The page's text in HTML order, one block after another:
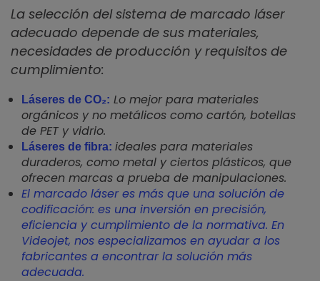
La selección del sistema de marcado láser
adecuado depende de sus materiales,
necesidades de producción y requisitos de
cumplimiento:
Láseres de CO₂: Lo mejor para materiales
orgánicos y no metálicos como cartón, botellas
de PET y vidrio.
Láseres de fibra: ideales para materiales
duraderos, como metal y ciertos plásticos, que
ofrecen marcas a prueba de manipulaciones.
El marcado láser es más que una solución de
codificación: es una inversión en precisión,
eficiencia y cumplimiento de la normativa. En
Videojet, nos especializamos en ayudar a los
fabricantes a encontrar la solución más
adecuada.